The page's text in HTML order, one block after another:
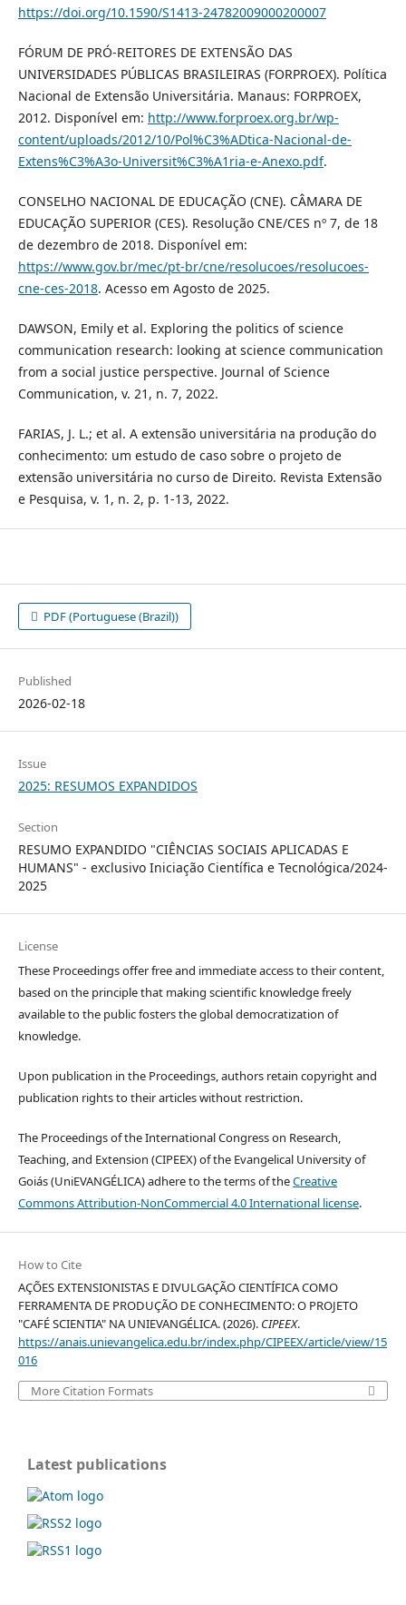
https://doi.org/10.1590/S1413-24782009000200007
FÓRUM DE PRÓ-REITORES DE EXTENSÃO DAS
UNIVERSIDADES PÚBLICAS BRASILEIRAS (FORPROEX). Política
Nacional de Extensão Universitária. Manaus: FORPROEX,
2012. Disponível em: http://www.forproex.org.br/wp-
content/uploads/2012/10/Pol%C3%ADtica-Nacional-de-
Extens%C3%A3o-Universit%C3%A1ria-e-Anexo.pdf.
CONSELHO NACIONAL DE EDUCAÇÃO (CNE). CÂMARA DE
EDUCAÇÃO SUPERIOR (CES). Resolução CNE/CES nº 7, de 18
de dezembro de 2018. Disponível em:
https://www.gov.br/mec/pt-br/cne/resolucoes/resolucoes-
cne-ces-2018. Acesso em Agosto de 2025.
DAWSON, Emily et al. Exploring the politics of science
communication research: looking at science communication
from a social justice perspective. Journal of Science
Communication, v. 21, n. 7, 2022.
FARIAS, J. L.; et al. A extensão universitária na produção do
conhecimento: um estudo de caso sobre o projeto de
extensão universitária no curso de Direito. Revista Extensão
e Pesquisa, v. 1, n. 2, p. 1-13, 2022.
PDF (Portuguese (Brazil))
Published
2026-02-18
Issue
2025: RESUMOS EXPANDIDOS
Section
RESUMO EXPANDIDO "CIÊNCIAS SOCIAIS APLICADAS E
HUMANS" - exclusivo Iniciação Científica e Tecnológica/2024-
2025
License
These Proceedings offer free and immediate access to their content,
based on the principle that making scientific knowledge freely
available to the public fosters the global democratization of
knowledge.
Upon publication in the Proceedings, authors retain copyright and
publication rights to their articles without restriction.
The Proceedings of the International Congress on Research,
Teaching, and Extension (CIPEEX) of the Evangelical University of
Goiás (UniEVANGÉLICA) adhere to the terms of theCreative
Commons Attribution-NonCommercial 4.0 International license.
How to Cite
AÇÕES EXTENSIONISTAS E DIVULGAÇÃO CIENTÍFICA COMO
FERRAMENTA DE PRODUÇÃO DE CONHECIMENTO: O PROJETO
"CAFÉ SCIENTIA" NA UNIEVANGÉLICA. (2026). CIPEEX.
https://anais.unievangelica.edu.br/index.php/CIPEEX/article/view/15
016
More Citation Formats
Latest publications